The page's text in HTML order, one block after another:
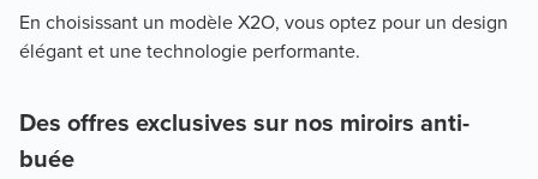
En choisissant un modèle X2O, vous optez pour un design
élégant et une technologie performante.
Des offres exclusives sur nos miroirs anti-
buée